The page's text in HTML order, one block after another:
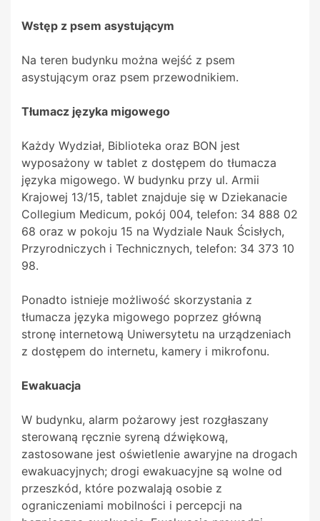
Wstęp z psem asystującym
Na teren budynku można wejść z psem
asystującym oraz psem przewodnikiem.
Tłumacz języka migowego
Każdy Wydział, Biblioteka oraz BON jest
wyposażony w tablet z dostępem do tłumacza
języka migowego. W budynku przy ul. Armii
Krajowej 13/15, tablet znajduje się w Dziekanacie
Collegium Medicum, pokój 004, telefon: 34 888 02
68 oraz w pokoju 15 na Wydziale Nauk Ścisłych,
Przyrodniczych i Technicznych, telefon: 34 373 10
98.
Ponadto istnieje możliwość skorzystania z
tłumacza języka migowego poprzez główną
stronę internetową Uniwersytetu na urządzeniach
z dostępem do internetu, kamery i mikrofonu.
Ewakuacja
W budynku, alarm pożarowy jest rozgłaszany
sterowaną ręcznie syreną dźwiękową,
zastosowane jest oświetlenie awaryjne na drogach
ewakuacyjnych; drogi ewakuacyjne są wolne od
przeszkód, które pozwalają osobie z
ograniczeniami mobilności i percepcji na